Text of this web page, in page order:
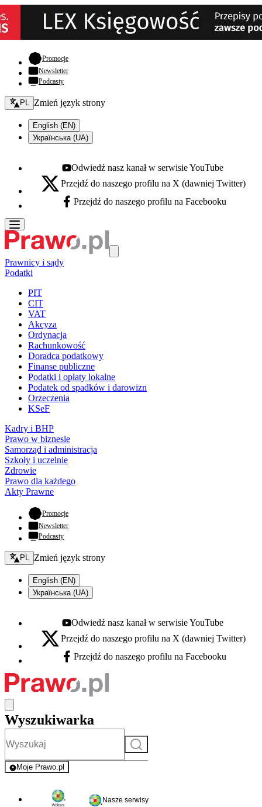
Promocje- otwiera się w nowej karcie
Newsletter
Podcasty
Zmień język - bieżący:
PL Zmień język strony
English (EN)
Українська (UA)
Youtube - otwiera się w nowej karcie
Odwiedź nasz kanał w serwisie YouTube
X - otwiera się w nowej karcie
Przejdź do naszego profilu na X (dawniej Twitter)
Facebook - otwiera się w nowej karcie
Przejdź do naszego profilu na Facebooku
Prawnicy i sądy
Podatki
PIT
CIT
VAT
Akcyza
Ordynacja
Rachunkowość
Doradca podatkowy
Finanse publiczne
Podatki i opłaty lokalne
Podatek od spadków i darowizn
Orzeczenia
KSeF
Kadry i BHP
Prawo w biznesie
Samorząd i administracja
Szkoły i uczelnie
Zdrowie
Prawo dla każdego
Akty Prawne
Promocje- otwiera się w nowej karcie
Newsletter
Podcasty
Zmień język - bieżący:
PL Zmień język strony
English (EN)
Українська (UA)
Youtube - otwiera się w nowej karcie
Odwiedź nasz kanał w serwisie YouTube
X - otwiera się w nowej karcie
Przejdź do naszego profilu na X (dawniej Twitter)
Facebook - otwiera się w nowej karcie
Przejdź do naszego profilu na Facebooku
Wyszukiwarka
Szukaj
Moje Prawo.pl
- rejestracja i logowanie do serwisu
Nasze serwisy